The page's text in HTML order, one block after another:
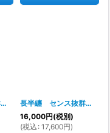
[
長半纏 センス抜群 唯一無二のデザイン力 お祭り天国製品
長半纏 センス抜群 唯一無二のデザイン力 お祭り天国製品
16,000円(税別)
(税込 : 17,600円)